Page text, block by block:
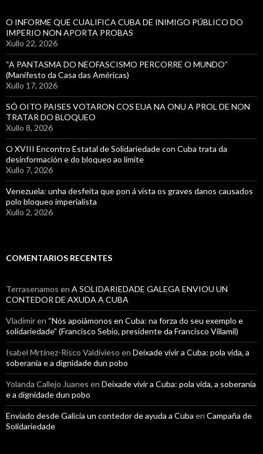
O INFORME QUE CUALIFICA CUBA DE INIMIGO PÚBLICO DO
IMPERIO NON APORTA PROBAS
Xullo 22, 2026
“A PANTASMA DO NEOFASCISMO PERCORRE O MUNDO”
(Manifesto da Casa das Américas)
Xullo 17, 2026
SÓ OITO PAISES VOTARON COS EUA NA ONU A PROL DE NON
TRATAR DO BLOQUEO
Xullo 8, 2026
O XVIII Encontro Estatal de Solidariedade con Cuba trata da
desinformación e do bloqueo ao límite
Xullo 7, 2026
Venezuela: unha desfeita que pon á vista os graves danos causados
polo bloqueo imperialista
Xullo 2, 2026
COMENTARIOS RECENTES
Terrasenamos en A SOLIDARIEDADE GALEGA ENVIOU UN
CONTEDOR DE AXUDA A CUBA
Vladimiren “Nós apoiámonos en Cuba: na forza do seu exemplo e
solidariedade” (Francisco Sebio, presidente da Francisco Villamil)
Isabel Mrtínez-Risco Valdivieso en Deixade vivir a Cuba: pola vida, a
soberanía e a dignidade dun pobo
Yolanda Callejo Juanes en Deixade vivir a Cuba: pola vida, a soberanía
e a dignidade dun pobo
Enviado desde Galicia un contedor de ayuda a Cuba en Campaña de
Solidariedade